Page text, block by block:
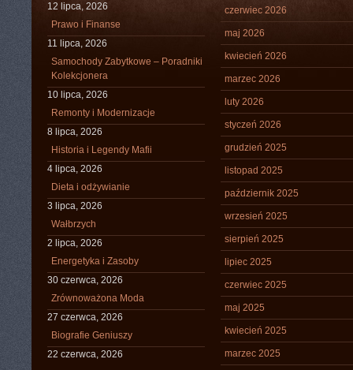
12 lipca, 2026
Prawo i Finanse
11 lipca, 2026
Samochody Zabytkowe – Poradniki
Kolekcjonera
10 lipca, 2026
Remonty i Modernizacje
8 lipca, 2026
Historia i Legendy Mafii
4 lipca, 2026
Dieta i odżywianie
3 lipca, 2026
Wałbrzych
2 lipca, 2026
Energetyka i Zasoby
30 czerwca, 2026
Zrównoważona Moda
27 czerwca, 2026
Biografie Geniuszy
22 czerwca, 2026
czerwiec 2026
maj 2026
kwiecień 2026
marzec 2026
luty 2026
styczeń 2026
grudzień 2025
listopad 2025
październik 2025
wrzesień 2025
sierpień 2025
lipiec 2025
czerwiec 2025
maj 2025
kwiecień 2025
marzec 2025